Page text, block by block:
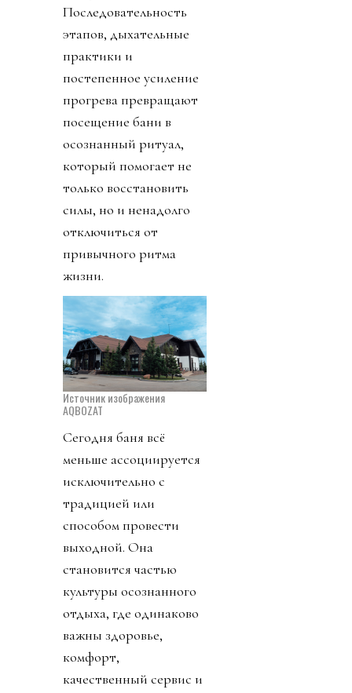
Последовательность
этапов, дыхательные
практики и
постепенное усиление
прогрева превращают
посещение бани в
осознанный ритуал,
который помогает не
только восстановить
силы, но и ненадолго
отключиться от
привычного ритма
жизни.
Источник изображения
AQBOZAT
Сегодня баня всё
меньше ассоциируется
исключительно с
традицией или
способом провести
выходной. Она
становится частью
культуры осознанного
отдыха, где одинаково
важны здоровье,
комфорт,
качественный сервис и